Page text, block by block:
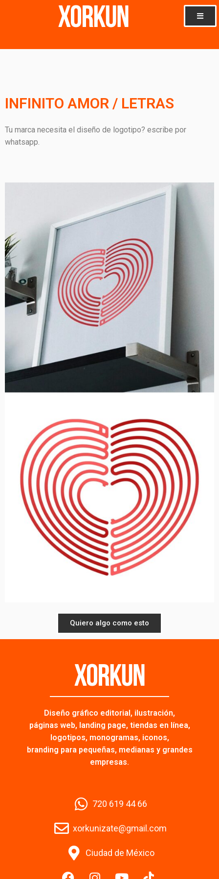
INFINITO AMOR / LETRAS
Tu marca necesita el diseño de logotipo? escribe por
whatsapp.
Quiero algo como esto
Diseño gráfico editorial, ilustración,
páginas web, landing page, tiendas en línea,
logotipos, monogramas, iconos,
branding para pequeñas, medianas y grandes
empresas.
720 619 44 66
xorkunizate@gmail.com
Ciudad de México
Facebook
Instagram
YoutubeTiktok